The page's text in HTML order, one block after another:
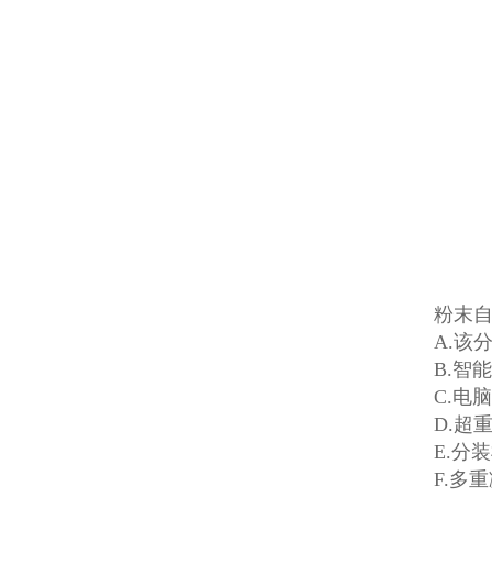
粉末
A.该
B.智
C.电
D.超
E.分
F.多